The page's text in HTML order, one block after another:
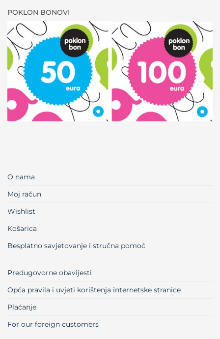
POKLON BONOVI
O nama
Moj račun
Wishlist
Košarica
Besplatno savjetovanje i stručna pomoć
Predugovorne obavijesti
Opća pravila i uvjeti korištenja internetske stranice
Plaćanje
For our foreign customers